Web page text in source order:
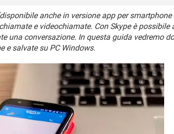
anche in versione app per smartphone
e videochiamate. Con Skype è possibile
una conversazione. In questa guida vedremo
e salvate su PC Windows.